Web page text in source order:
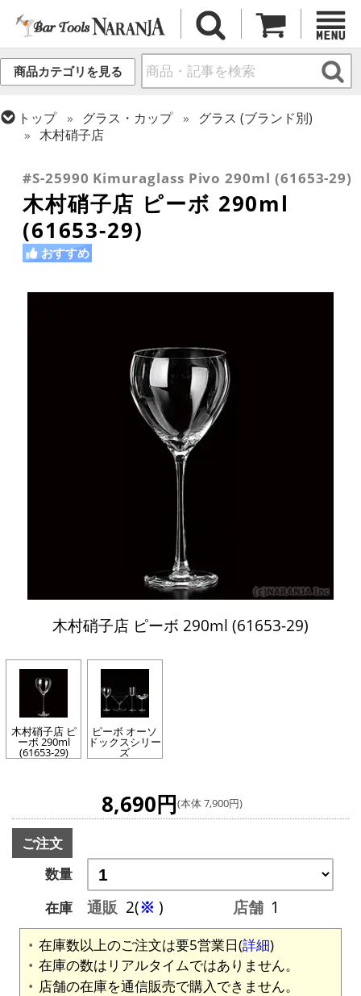
商品カテゴリを見る
トップ グラス・カップ
グラス (ブランド別)
木村硝子店
ワイングラス
#S-25990 Kimuraglass Pivo 290ml (61653-29)
木村硝子店 ピーボ 290ml
(61653-29)
おすすめ
木村硝子店 ピーボ 290ml (61653-29)
木村硝子店 ピ
ーボ 290ml
(61653-29)
ピーボ オーソ
ドックスシリー
ズ
8,690円(本体 7,900円)
ご注文
数量
在庫
通販 2(※ ) 店舗 1
在庫数以上のご注文は要5営業日(詳細)
在庫の数はリアルタイムではありません。
店舗の在庫を通信販売で購入できません。